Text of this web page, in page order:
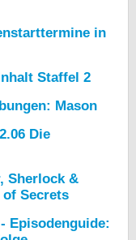
in
Staffel 2
Mason
Die
Sherlock &
of Secrets
Episodenguide: